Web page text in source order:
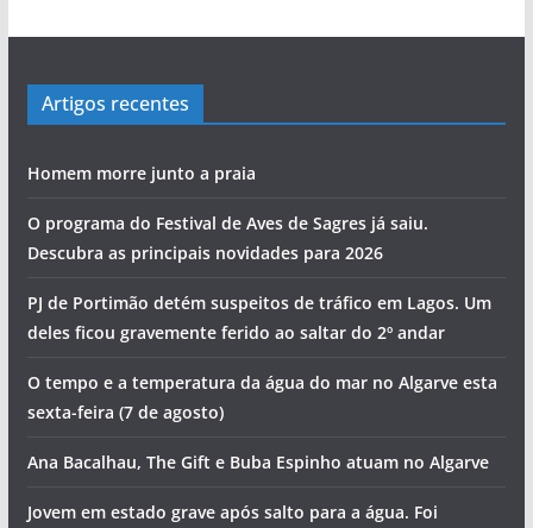
Artigos recentes
Homem morre junto a praia
O programa do Festival de Aves de Sagres já saiu.
Descubra as principais novidades para 2026
PJ de Portimão detém suspeitos de tráfico em Lagos. Um
deles ficou gravemente ferido ao saltar do 2º andar
O tempo e a temperatura da água do mar no Algarve esta
sexta-feira (7 de agosto)
Ana Bacalhau, The Gift e Buba Espinho atuam no Algarve
Jovem em estado grave após salto para a água. Foi